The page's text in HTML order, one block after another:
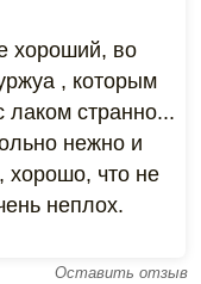
хороший, во
, которым
лаком странно...
нежно и
хорошо, что не
неплох.
Оставить отзыв